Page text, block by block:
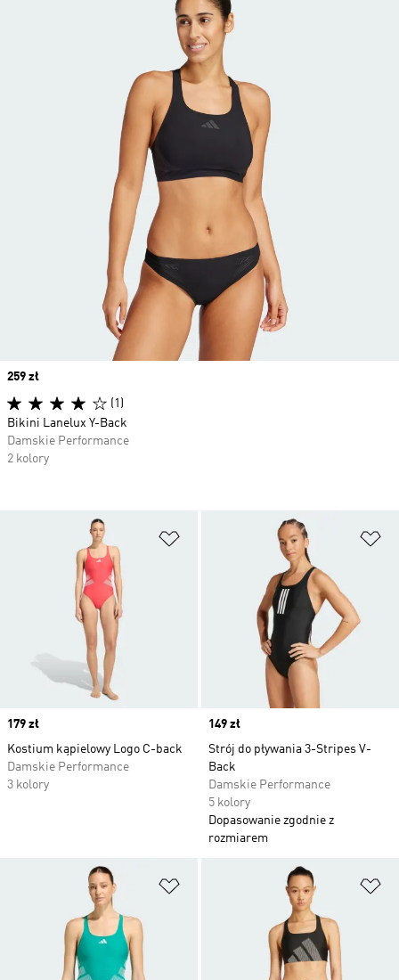
Dodaj do listy życzeń
Price
179 zł
Kostium kąpielowy Logo C-back
Damskie Performance
3 kolory
Price
149 zł
Strój do pływania 3-Stripes V-
Back
Damskie Performance
5 kolory
Dopasowanie zgodnie z
rozmiarem
Dodaj do listy życzeń
Price
259 zł
(1)
Bikini Lanelux Y-Back
Damskie Performance
2 kolory